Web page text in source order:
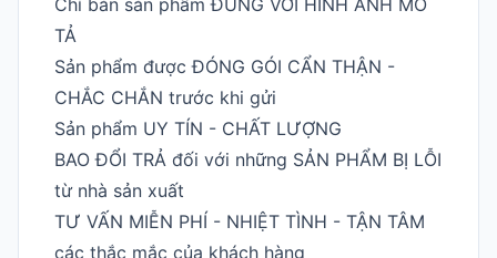
TẢ
Sản phẩm được ĐÓNG GÓI CẨN THẬN -
CHẮC CHẮN trước khi gửi
Sản phẩm UY TÍN - CHẤT LƯỢNG
BAO ĐỔI TRẢ đối với những SẢN PHẨM BỊ LỖI
từ nhà sản xuất
TƯ VẤN MIỄN PHÍ - NHIỆT TÌNH - TẬN TÂM
các thắc mắc của khách hàng